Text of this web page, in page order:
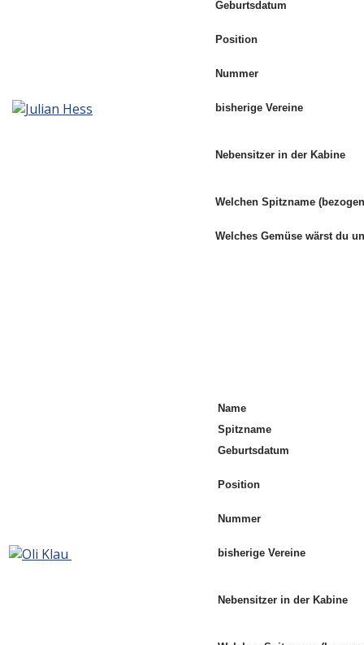
Geburtsdatum
Position
Nummer
bisherige Vereine
Nebensitzer in der Kabine
Welchen Spitzname
Welches Gemüse wärst du
Name
Spitzname
Geburtsdatum
Position
Nummer
bisherige Vereine
Nebensitzer in der Kabine